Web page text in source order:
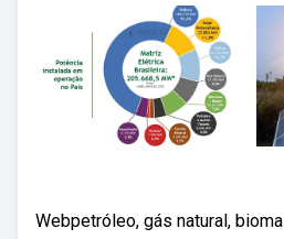
Webpetróleo, gás natural,